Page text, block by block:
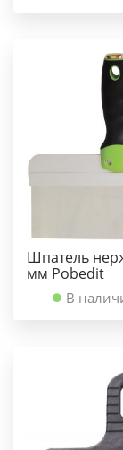
Шпатель
мм Pobedit
В